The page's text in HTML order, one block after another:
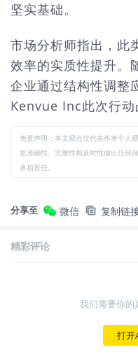
坚实基础。
市场分析师指出，此
效率的实质性提升。
企业通过结构性调整
Kenvue Inc此次行动
免责声明：本文观点仅代表作者个人
息准确性、完整性和及时性做出任何
承担责任。
分享至 微信 复制链
精彩评论
我们需要你的
打开